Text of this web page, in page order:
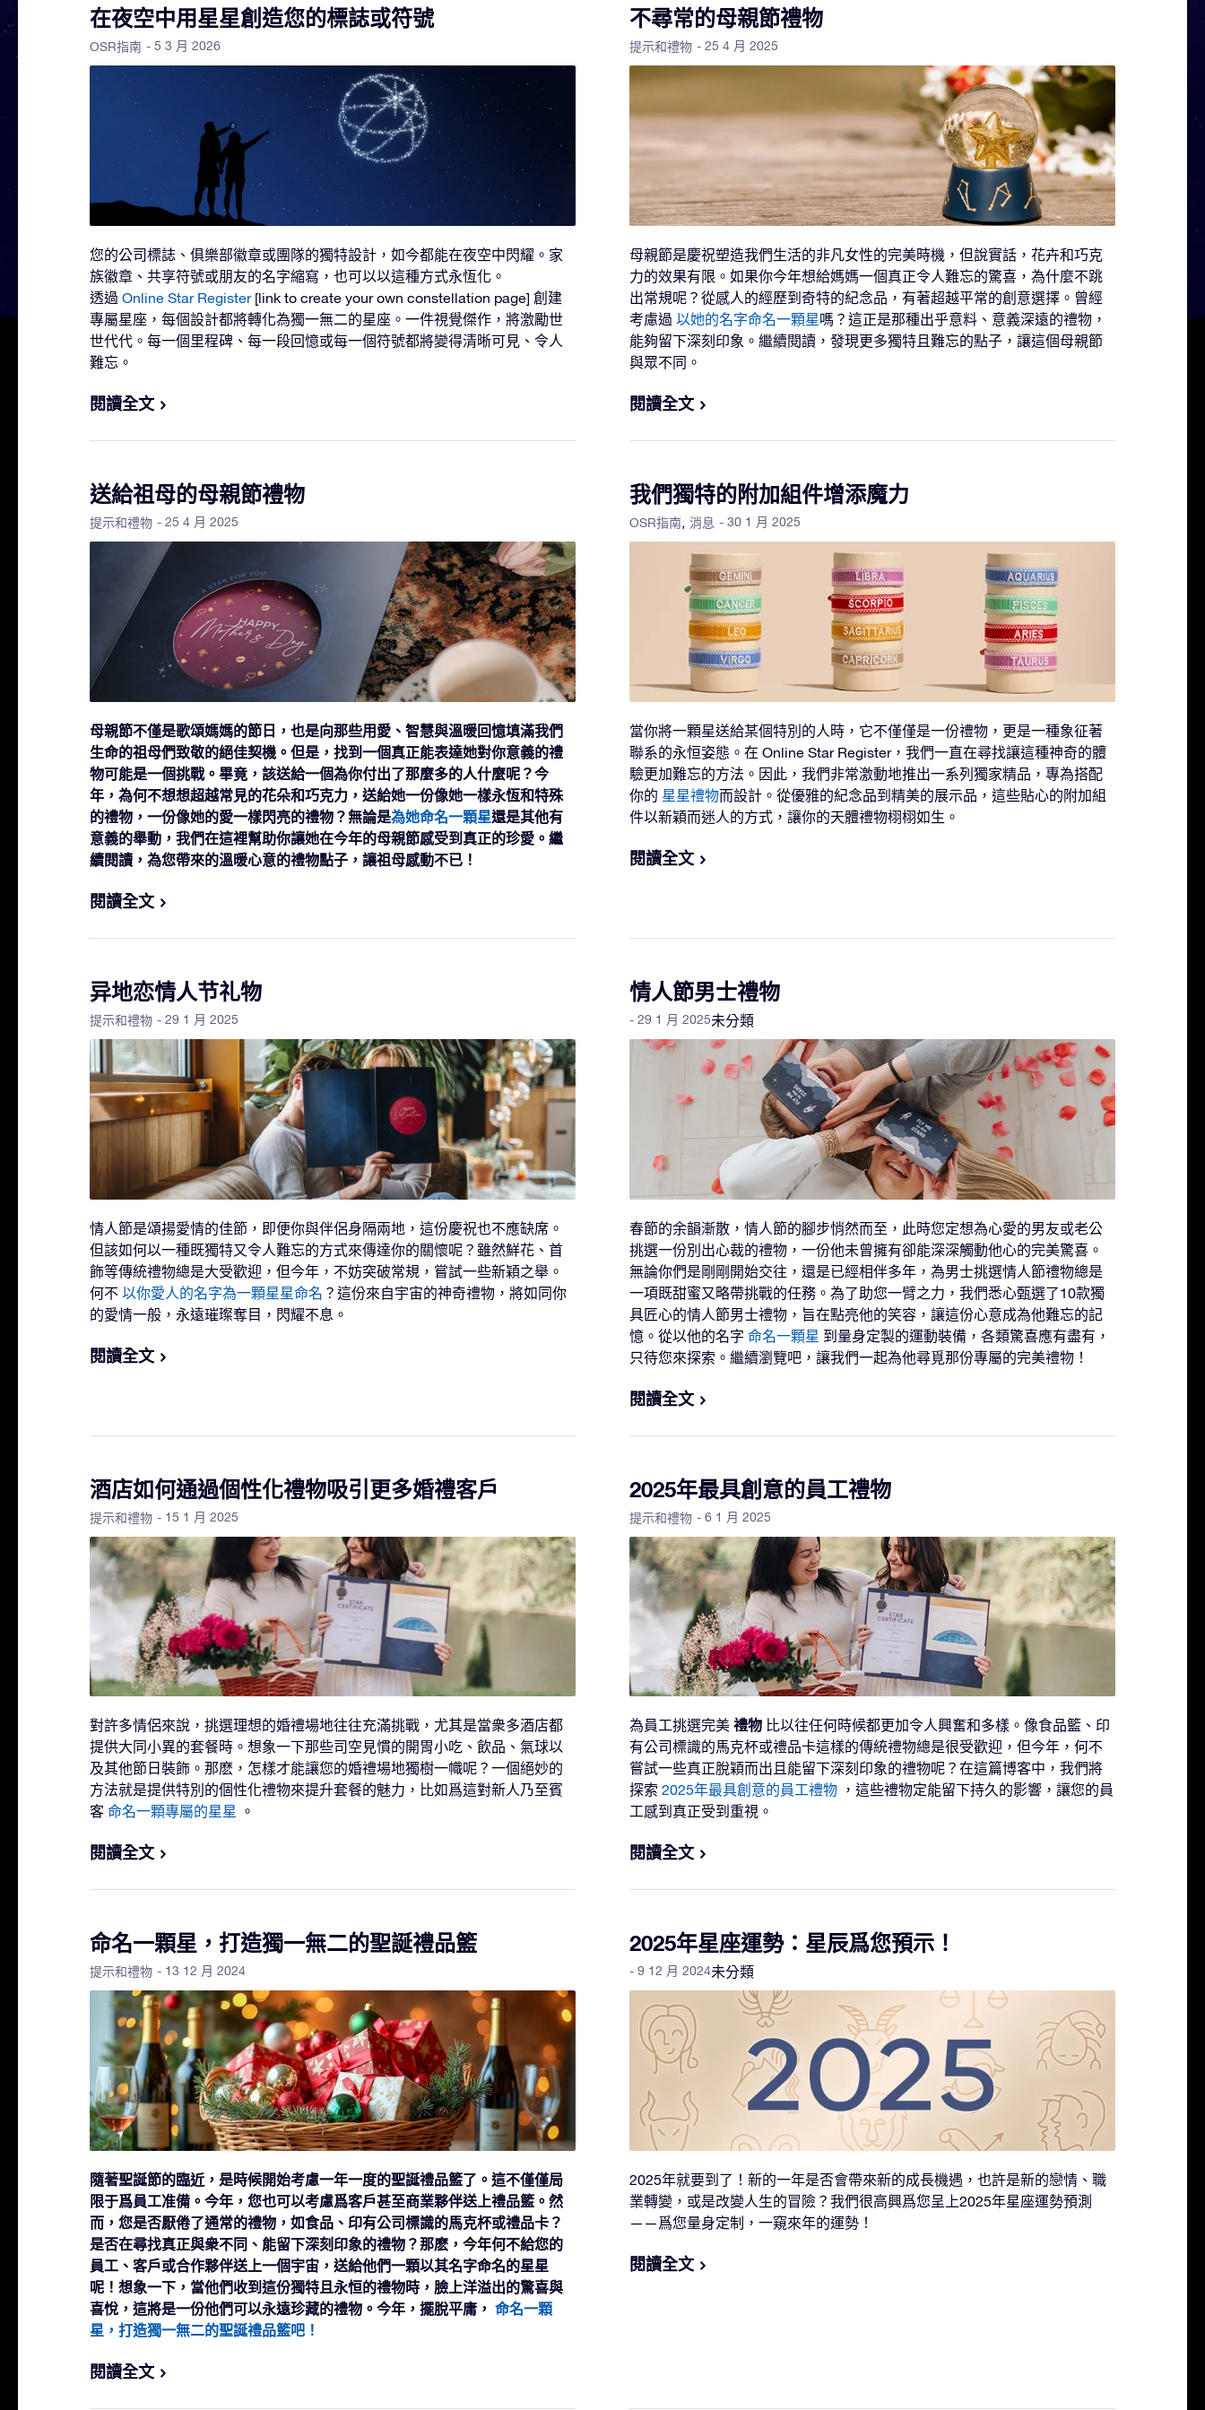
在夜空中用星星創造您的標誌或符號
OSR指南 - 5 3 月 2026
您的公司標誌、俱樂部徽章或團隊的獨特設計，如今都能在夜空中閃耀。家
族徽章、共享符號或朋友的名字縮寫，也可以以這種方式永恆化。
透過 Online Star Register[link to create your own constellation page] 創建
專屬星座，每個設計都將轉化為獨一無二的星座。一件視覺傑作，將激勵世
世代代。每一個里程碑、每一段回憶或每一個符號都將變得清晰可見、令人
難忘。
閱讀全文
不尋常的母親節禮物
提示和禮物 - 25 4 月 2025
母親節是慶祝塑造我們生活的非凡女性的完美時機，但說實話，花卉和巧克
力的效果有限。如果你今年想給媽媽一個真正令人難忘的驚喜，為什麼不跳
出常規呢？從感人的經歷到奇特的紀念品，有著超越平常的創意選擇。曾經
考慮過 以她的名字命名一顆星嗎？這正是那種出乎意料、意義深遠的禮物，
能夠留下深刻印象。繼續閱讀，發現更多獨特且難忘的點子，讓這個母親節
與眾不同。
閱讀全文
送給祖母的母親節禮物
提示和禮物 - 25 4 月 2025
母親節不僅是歌頌媽媽的節日，也是向那些用愛、智慧與溫暖回憶填滿我們
生命的祖母們致敬的絕佳契機。但是，找到一個真正能表達她對你意義的禮
物可能是一個挑戰。畢竟，該送給一個為你付出了那麼多的人什麼呢？今
年，為何不想想超越常見的花朵和巧克力，送給她一份像她一樣永恆和特殊
的禮物，一份像她的愛一樣閃亮的禮物？無論是為她命名一顆星還是其他有
意義的舉動，我們在這裡幫助你讓她在今年的母親節感受到真正的珍愛。繼
續閱讀，為您帶來的溫暖心意的禮物點子，讓祖母感動不已！
閱讀全文
我們獨特的附加組件增添魔力
OSR指南 消息 - 30 1 月 2025
當你將一顆星送給某個特別的人時，它不僅僅是一份禮物，更是一種象征著
聯系的永恒姿態。在 Online Star Register，我們一直在尋找讓這種神奇的體
驗更加難忘的方法。因此，我們非常激動地推出一系列獨家精品，專為搭配
你的 星星禮物而設計。從優雅的紀念品到精美的展示品，這些貼心的附加組
件以新穎而迷人的方式，讓你的天體禮物栩栩如生。
閱讀全文
异地恋情人节礼物
提示和禮物 - 29 1 月 2025
情人節是頌揚愛情的佳節，即便你與伴侶身隔兩地，這份慶祝也不應缺席。
但該如何以一種既獨特又令人難忘的方式來傳達你的關懷呢？雖然鮮花、首
飾等傳統禮物總是大受歡迎，但今年，不妨突破常規，嘗試一些新穎之舉。
何不 以你愛人的名字為一顆星星命名 ？這份來自宇宙的神奇禮物，將如同你
的愛情一般，永遠璀璨奪目，閃耀不息。
閱讀全文
情人節男士禮物
未分類
- 29 1 月 2025
春節的余韻漸散，情人節的腳步悄然而至，此時您定想為心愛的男友或老公
挑選一份別出心裁的禮物，一份他未曾擁有卻能深深觸動他心的完美驚喜。
無論你們是剛剛開始交往，還是已經相伴多年，為男士挑選情人節禮物總是
一項既甜蜜又略帶挑戰的任務。為了助您一臂之力，我們悉心甄選了10款獨
具匠心的情人節男士禮物，旨在點亮他的笑容，讓這份心意成為他難忘的記
憶。從以他的名字 命名一顆星 到量身定製的運動裝備，各類驚喜應有盡有，
只待您來探索。繼續瀏覽吧，讓我們一起為他尋覓那份專屬的完美禮物！
閱讀全文
酒店如何通過個性化禮物吸引更多婚禮客戶
提示和禮物 - 15 1 月 2025
對許多情侶來說，挑選理想的婚禮場地往往充滿挑戰，尤其是當衆多酒店都
提供大同小異的套餐時。想象一下那些司空見慣的開胃小吃、飲品、氣球以
及其他節日裝飾。那麽，怎樣才能讓您的婚禮場地獨樹一幟呢？一個絕妙的
方法就是提供特別的個性化禮物來提升套餐的魅力，比如爲這對新人乃至賓
客 命名一顆專屬的星星 。
閱讀全文
2025年最具創意的員工禮物
提示和禮物 - 6 1 月 2025
為員工挑選完美 禮物 比以往任何時候都更加令人興奮和多樣。像食品籃、印
有公司標識的馬克杯或禮品卡這樣的傳統禮物總是很受歡迎，但今年，何不
嘗試一些真正脫穎而出且能留下深刻印象的禮物呢？在這篇博客中，我們將
探索 2025年最具創意的員工禮物 ，這些禮物定能留下持久的影響，讓您的員
工感到真正受到重視。
閱讀全文
命名一顆星，打造獨一無二的聖誕禮品籃
提示和禮物 - 13 12 月 2024
隨著聖誕節的臨近，是時候開始考慮一年一度的聖誕禮品籃了。這不僅僅局
限于爲員工准備。今年，您也可以考慮爲客戶甚至商業夥伴送上禮品籃。然
而，您是否厭倦了通常的禮物，如食品、印有公司標識的馬克杯或禮品卡？
是否在尋找真正與衆不同、能留下深刻印象的禮物？那麽，今年何不給您的
員工、客戶或合作夥伴送上一個宇宙，送給他們一顆以其名字命名的星星
呢！想象一下，當他們收到這份獨特且永恒的禮物時，臉上洋溢出的驚喜與
喜悅，這將是一份他們可以永遠珍藏的禮物。今年，擺脫平庸， 命名一顆
星，打造獨一無二的聖誕禮品籃吧！
閱讀全文
2025年星座運勢：星辰爲您預示！
未分類
- 9 12 月 2024
2025年就要到了！新的一年是否會帶來新的成長機遇，也許是新的戀情、職
業轉變，或是改變人生的冒險？我們很高興爲您呈上2025年星座運勢預測
——爲您量身定制，一窺來年的運勢！
閱讀全文